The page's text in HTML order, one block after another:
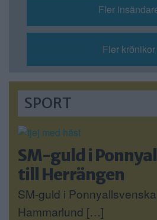
Fler
Fler krönikor
SPORT
SM-guld i
till Herrängen
SM-guld i
Hammarlund […]